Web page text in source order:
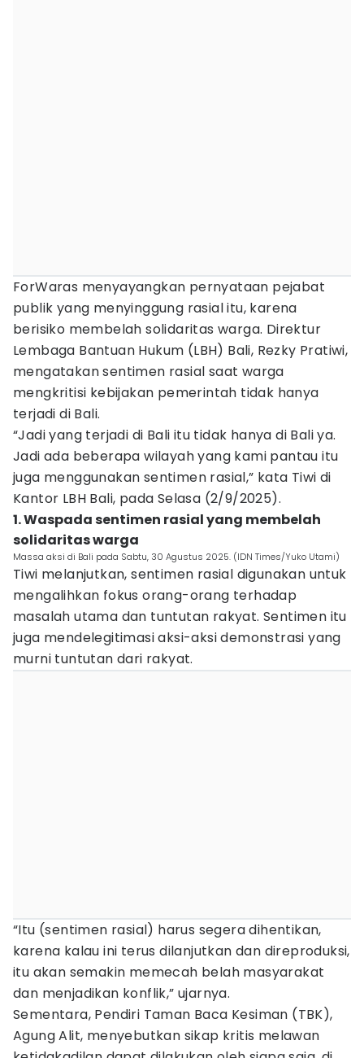
ForWaras menyayangkan pernyataan pejabat
publik yang menyinggung rasial itu, karena
berisiko membelah solidaritas warga. Direktur
Lembaga Bantuan Hukum (LBH) Bali, Rezky Pratiwi,
mengatakan sentimen rasial saat warga
mengkritisi kebijakan pemerintah tidak hanya
terjadi di Bali.
“Jadi yang terjadi di Bali itu tidak hanya di Bali ya.
Jadi ada beberapa wilayah yang kami pantau itu
juga menggunakan sentimen rasial,” kata Tiwi di
Kantor LBH Bali, pada Selasa (2/9/2025).
1. Waspada sentimen rasial yang membelah
solidaritas warga
Massa aksi di Bali pada Sabtu, 30 Agustus 2025. (IDN Times/Yuko Utami)
Tiwi melanjutkan, sentimen rasial digunakan untuk
mengalihkan fokus orang-orang terhadap
masalah utama dan tuntutan rakyat. Sentimen itu
juga mendelegitimasi aksi-aksi demonstrasi yang
murni tuntutan dari rakyat.
“Itu (sentimen rasial) harus segera dihentikan,
karena kalau ini terus dilanjutkan dan direproduksi,
itu akan semakin memecah belah masyarakat
dan menjadikan konflik,” ujarnya.
Sementara, Pendiri Taman Baca Kesiman (TBK),
Agung Alit, menyebutkan sikap kritis melawan